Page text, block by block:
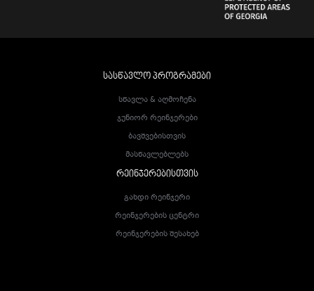
ᲡᲐᲡᲬᲐᲕᲚᲝ ᲞᲠᲝᲒᲠᲐᲛᲔᲑᲘ
Სწავლა & Აღმოჩენა
Ჯუნიორ Რეინჯერები
Ბავშვებისთვის
Მასწავლებლებს
ᲠᲔᲘᲜᲯᲔᲠᲔᲑᲘᲡᲗᲕᲘᲡ
Გახდი Რეინჯერი
Რეინჯერების Ცენტრი
Რეინჯერების Შესახებ